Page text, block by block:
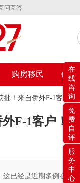
问互答
购房移民 创业
批！来自侨外F-1客户！
F-1客户！
这已经是近期多例在所
在
线
咨
询
免
费
自
评
服
务
中
心